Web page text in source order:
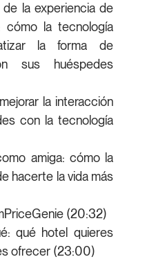
la experiencia de
cómo la tecnología
la forma de
sus huéspedes
la interacción
con la tecnología
amiga: cómo la
hacerte la vida más
(20:32)
qué hotel quieres
ofrecer (23:00)